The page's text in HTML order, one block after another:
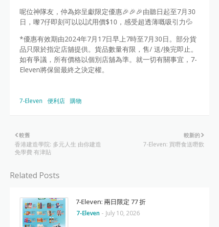
呢位神隊友，仲為妳呈獻限定優惠🎉🎉🎉由聽日起至7月30
日，嚟7仔即刻可以以試用價$10，感受超透薄嘅吸引力💦
*優惠有效期由2024年7月17日早上7時至7月30日。部分貨
品只限於指定店舖提供。貨品數量有限，售/ 送/換完即止。
如有爭議，所有價格以個別店舖為準。就一切有關事宜，7-
Eleven將保留最終之決定權。
7-Eleven 便利店 購物
較新的
7-Eleven: 買嘢食送嘢飲
較舊
香港建造學院: 多元人生 由你建造
免學費 有津貼
Related Posts
7-Eleven: 兩日限定 77 折
7-Eleven - July 10, 2026